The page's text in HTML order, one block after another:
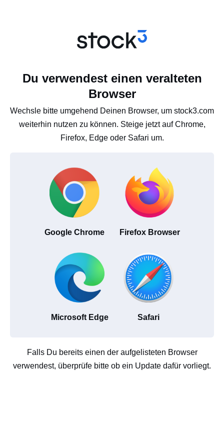
Du verwendest einen veralteten
Browser
Wechsle bitte umgehend Deinen Browser, um stock3.com
weiterhin nutzen zu können. Steige jetzt auf Chrome,
Firefox, Edge oder Safari um.
Google Chrome Firefox Browser
Microsoft Edge Safari
Falls Du bereits einen der aufgelisteten Browser
verwendest, überprüfe bitte ob ein Update dafür vorliegt.